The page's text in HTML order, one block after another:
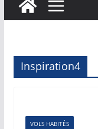
Inspiration4
VOLS HABITÉS